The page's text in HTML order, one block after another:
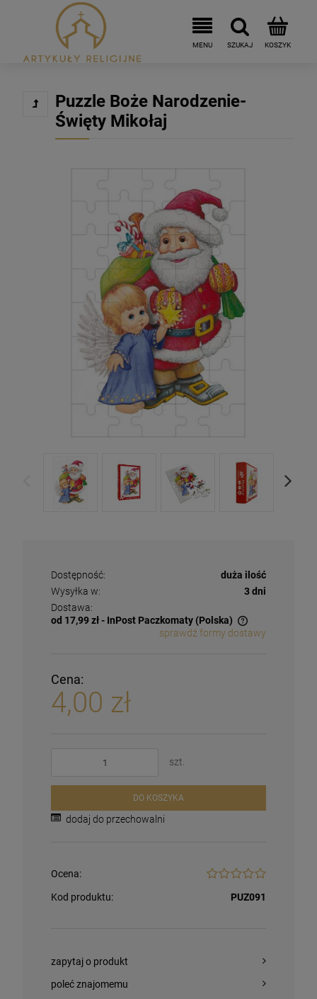
Puzzle Boże Narodzenie-
Święty Mikołaj
Dostępność:
duża ilość
Wysyłka w:
3 dni
Dostawa:
od 17,99 zł- InPost Paczkomaty (Polska)
sprawdź formy dostawy
Cena:
4,00 zł
szt.
DO KOSZYKA
dodaj do przechowalni
Ocena:
Kod produktu: PUZ091
zapytaj o produkt
poleć znajomemu